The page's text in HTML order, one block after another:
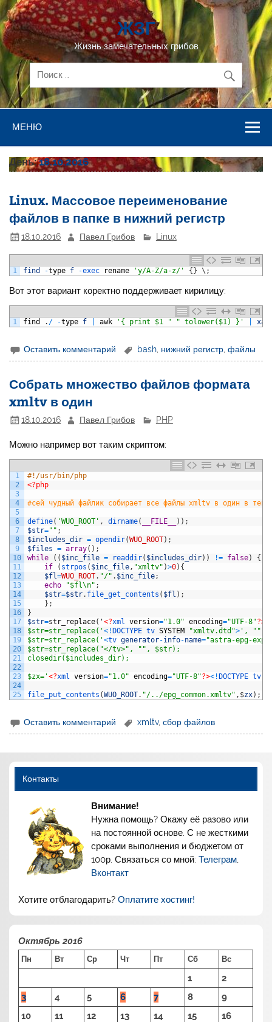
Перейти
к
содержимому
ЖЗГ
Жизнь замечательных грибов
МЕНЮ
День:18.10.2016
Linux. Массовое переименование
файлов в папке в нижний регистр
18.10.2016 Павел Грибов Linux
1 find -type f -exec rename 'y/A-Z/a-z/' { } \ ;
Вот этот вариант коректно поддерживает кирилицу:
1 find . / -type f awk '{ print $1 " " tolower($1) }'
Оставить комментарий bash нижний регистр ,файлы
Собрать множество файлов формата
xmltv в один
18.10.2016 Павел Грибов PHP
Можно например вот таким скриптом:
1
2
3
4
5
6
7
8
9
10
11
12
13
14
15
16
17
18
19
20
21
22
23
24
25
#!/usr/bin/php
<?php
#сей чудный файлик собирает все файлы xmltv в один в
define( 'WUO_ROOT' , dirname( __FILE__ ) ) ;
$str="" ;
$includes_dir = opendir(WUO_ROOT) ;
$files = array( ) ;
while
( ( $inc_file = readdir( $includes_dir) ) != false)
{
if
( strpos ( $inc_file, "xmltv" )>0) {
$fl=WUO_ROOT. "/" . $inc_file;
echo
"$fl\n" ;
$str=$str. file_get_contents ( $fl ) ;
} ;
}
$str=str_replace( '<?xml version="1.0" encoding="UTF-8"?>
$str=str_replace('< !DOCTYPE tv SYSTEM "xmltv.dtd"> ', "",
$str=str_replace('<tv generator-info-name="astra-epg-
$str=str_replace("</tv>", "", $str);
closedir($includes_dir);
$zx='<?xml version="1.0" encoding="UTF-8"?>< !DOCTYPE tv
file_put_contents (WUO_ROOT. "/../epg_common.xmltv" , $zx) ;
Оставить комментарий xmltv,сбор файлов
Контакты
Внимание!
Нужна помощь? Окажу её разово или
на постоянной основе. С не жесткими
сроками выполнения и бюджетом от
100р. Связаться со мной:Телеграм,
Вконтакт
Хотите отблагодарить?Оплатите хостинг!
Октябрь 2016
Пн Вт Ср Чт Пт Сб Вс
1
2
3
4 5 6 7 8
9
10
11 12 13 14 15
16